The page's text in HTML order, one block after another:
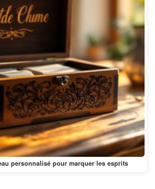
personnalisé pour marquer les esprits